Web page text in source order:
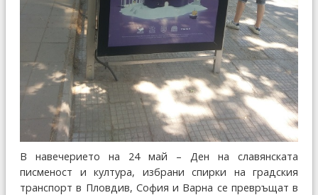
В навечерието на 24 май – Ден на славянската
писменост и култура, избрани спирки на градския
транспорт в Пловдив, София и Варна се превръщат в